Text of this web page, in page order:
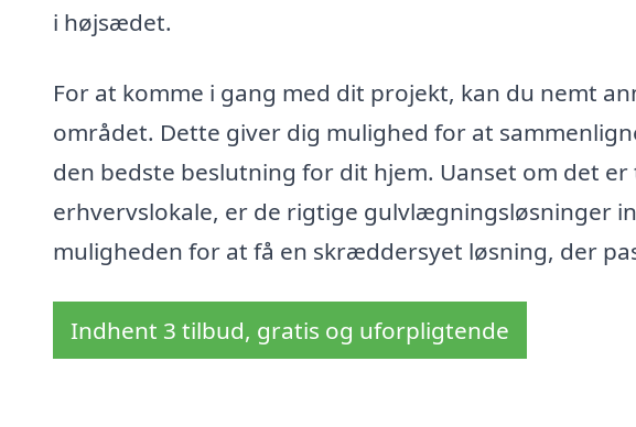
i højsædet.
For at komme i gang med dit projekt, kan du nemt
området. Dette giver dig mulighed for at
den bedste beslutning for dit hjem. Uanset om det
erhvervslokale, er de rigtige gulvlægningsløsninger
muligheden for at få en skræddersyet løsning, der
Indhent 3 tilbud, gratis og uforpligtende